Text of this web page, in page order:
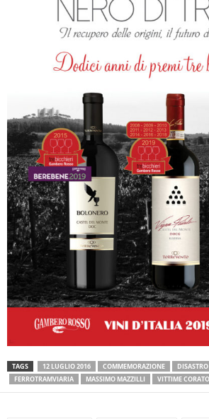
TAGS 12 LUGLIO 2016 COMMEMORAZIONE
FERROTRAMVIARIA
MASSIMO MAZZILLI VITTIME CORATO